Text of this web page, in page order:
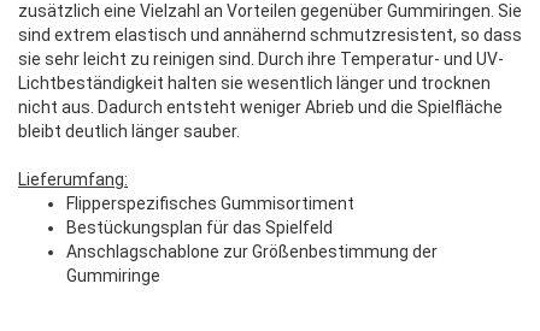
zusätzlich eine Vielzahl an Vorteilen gegenüber Gummiringen. Sie
sind extrem elastisch und annähernd schmutzresistent, so dass
sie sehr leicht zu reinigen sind. Durch ihre Temperatur- und UV-
Lichtbeständigkeit halten sie wesentlich länger und trocknen
nicht aus. Dadurch entsteht weniger Abrieb und die Spielfläche
bleibt deutlich länger sauber.
Lieferumfang:
Flipperspezifisches Gummisortiment
Bestückungsplan für das Spielfeld
Anschlagschablone zur Größenbestimmung der
Gummiringe